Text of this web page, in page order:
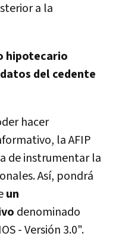
a la
hipotecario
del cedente
hacer
la AFIP
de instrumentar la
Así­, pondrá
un
denominado
- Versión 3.0".